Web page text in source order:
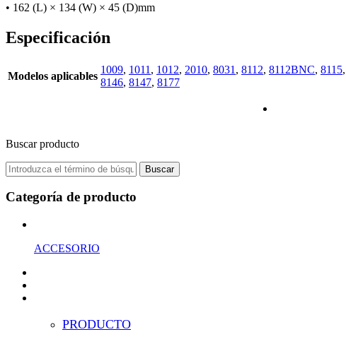
• 162 (L) × 134 (W) × 45 (D)mm
Especificación
Modelos aplicables
1009, 1011 , 1012, 2010, 8031 , 8112, 8112BNC, 8115,
8146, 8147, 8177
Buscar producto
Buscar
Categoría de producto
ACCESORIO
PRODUCTO